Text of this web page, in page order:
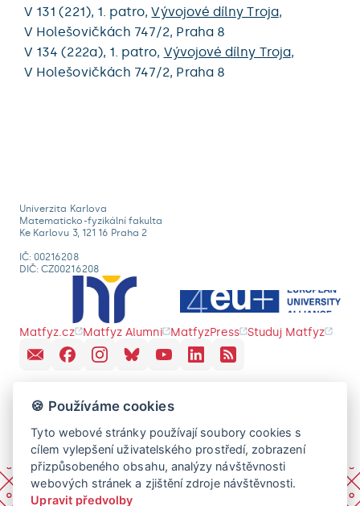
V 131 (221), 1. patro,Vývojové dílny Troja,
V Holešovičkách 747/2, Praha 8
V 134 (222a), 1. patro, Vývojové dílny Troja,
V Holešovičkách 747/2, Praha 8
Univerzita Karlova
Matematicko-fyzikální fakulta
Ke Karlovu 3, 121 16 Praha 2
IČ: 00216208
DIČ: CZ00216208
Matfyz.cz Matfyz Alumni MatfyzPress Studuj Matfyz
🍪 Používáme cookies
Tyto webové stránky používají soubory cookies s
cílem vylepšení uživatelského prostředí, zobrazení
přizpůsobeného obsahu, analýzy návštěvnosti
webových stránek a zjištění zdroje návštěvnosti.
Upravit předvolby